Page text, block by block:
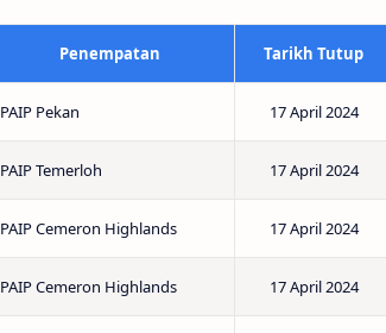
Penempatan Tarikh Tutup
PAIP Pekan 17 April 2024
PAIP Temerloh 17 April 2024
PAIP Cemeron Highlands 17 April 2024
PAIP Cemeron Highlands 17 April 2024